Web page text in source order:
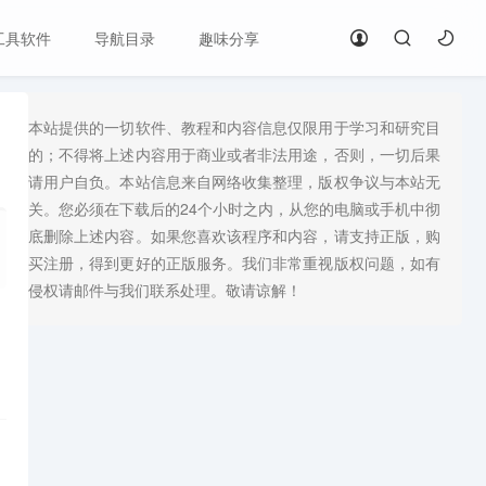
具软件 导航目录 趣味分享
本站提供的一切软件、教程和内容信息仅限用于学习和研究目
的；不得将上述内容用于商业或者非法用途，否则，一切后果
请用户自负。本站信息来自网络收集整理，版权争议与本站无
关。您必须在下载后的24个小时之内，从您的电脑或手机中彻
底删除上述内容。如果您喜欢该程序和内容，请支持正版，购
买注册，得到更好的正版服务。我们非常重视版权问题，如有
侵权请邮件与我们联系处理。敬请谅解！